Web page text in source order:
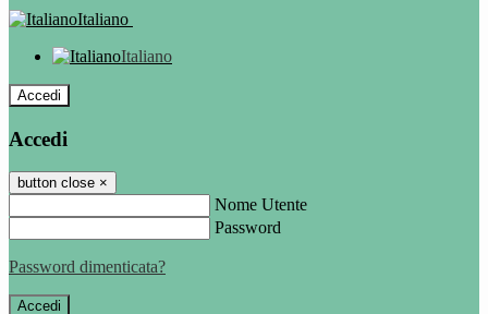
Italiano
Italiano
Accedi
Accedi
button close ×
Nome Utente
Password
Password dimenticata?